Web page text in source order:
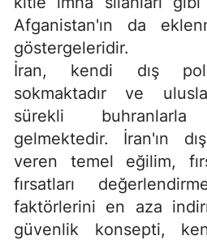
Afganistan'ın da
göstergeleridir.
İran, kendi dış
sokmaktadır ve
sürekli
gelmektedir. İran'ın
veren temel eğilim,
fırsatları
faktörlerini en aza
güvenlik konsepti,